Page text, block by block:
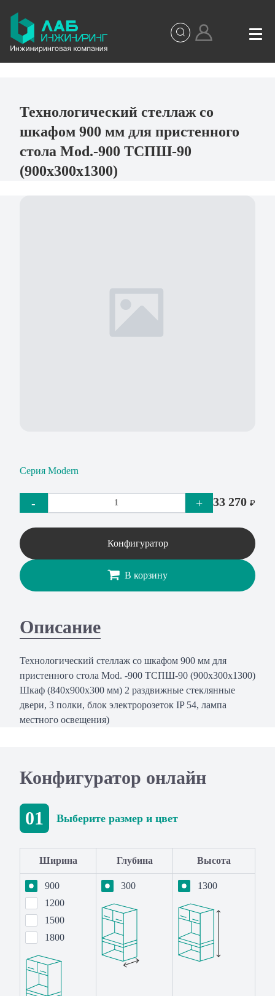
Технологический стеллаж со
шкафом 900 мм для пристенного
стола Mod.-900 ТСПШ-90
(900х300х1300)
Серия Modern
- + 33 270 ₽
Конфигуратор
В корзину
Описание
Технологический стеллаж со шкафом 900 мм для
пристенного стола Mod. -900 ТСПШ-90 (900х300х1300)
Шкаф (840х900х300 мм) 2 раздвижные стеклянные
двери, 3 полки, блок электророзеток IP 54, лампа
местного освещения)
Конфигуратор онлайн
01 Выберите размер и цвет
Ширина Глубина Высота
900
1200
1500
1800
300 1300